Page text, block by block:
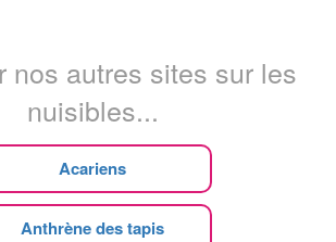
nos autres sites sur les
nuisibles...
Acariens
Anthrène des tapis